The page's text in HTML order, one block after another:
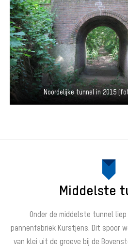
Noordelijke tunnel in 2015
Middelste
Onder de middelste tunnel
pannenfabriek Kurstjens. Dit spoor
van klei uit de groeve bij de